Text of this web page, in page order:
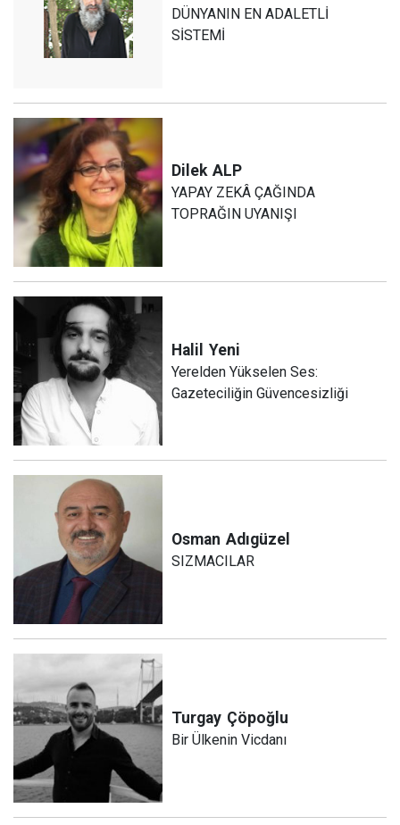
DÜNYANIN EN ADALETLİ
SİSTEMİ
Dilek ALP
YAPAY ZEKÂ ÇAĞINDA
TOPRAĞIN UYANIŞI
Halil Yeni
Yerelden Yükselen Ses:
Gazeteciliğin Güvencesizliği
Osman Adıgüzel
SIZMACILAR
Turgay Çöpoğlu
Bir Ülkenin Vicdanı